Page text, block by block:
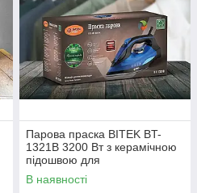
Парова праска BITEK BT-
1321B 3200 Вт з керамічною
підошвою для
горизонтального та
вертикального відпарювання
В наявності